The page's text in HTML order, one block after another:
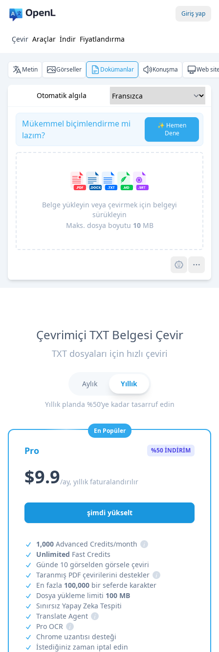
Giriş yap
Çevir Araçlar İndir Fiyatlandırma
Metin Görseller Dokümanlar Konuşma Web
Otomatik algıla
Mükemmel biçimlendirme mi
lazım?
✨ Hemen
Dene
Belge yükleyin veya çevirmek için belgeyi
sürükleyin
Maks. dosya boyutu 10MB
Çevrimiçi TXT Belgesi Çevir
TXT dosyaları için hızlı çeviri
Aylık Yıllık
Yıllık planda %50’ye kadar tasarruf edin
En Popüler
Pro %50 İNDİRİM
$9.9/ay, yıllık faturalandırılır
şimdi yükselt
1,000 Advanced Credits/month
i
Unlimited Fast Credits
Günde 10 görselden görsele çeviri
Taranmış PDF çevirilerini destekler
i
En fazla 100,000 bir seferde karakter
Dosya yükleme limiti 100 MB
Sınırsız Yapay Zeka Tespiti
Translate Agent
i
Pro OCR
i
Chrome uzantısı desteği
İstediğiniz zaman iptal edin